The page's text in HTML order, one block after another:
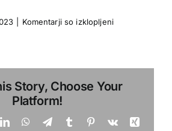
Povezave
Komentarji so izklopljeniza
Story, Choose Your
Platform!
LinkedInWhatsApp
TelegramTumblrPinterest
Vk
Xing